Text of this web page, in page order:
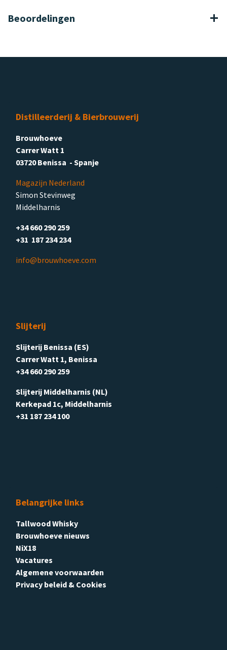
Beoordelingen
Distilleerderij & Bierbrouwerij
Brouwhoeve
Carrer Watt 1
03720 Benissa - Spanje
Magazijn Nederland
Simon Stevinweg
Middelharnis
+34 660 290 259
+31 187 234 234
info@brouwhoeve.com
Slijterij
Slijterij Benissa (ES)
Carrer Watt 1, Benissa
+34 660 290 259
Slijterij Middelharnis (NL)
Kerkepad 1c, Middelharnis
+31 187 234 100
Belangrijke links
Tallwood Whisky
Brouwhoeve nieuws
NiX18
Vacatures
Algemene voorwaarden
Privacy beleid & Cookies